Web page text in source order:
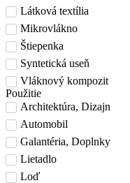
Látková textília
Mikrovlákno
Štiepenka
Syntetická useň
Vláknový kompozit
Použitie
Architektúra, Dizajn
Automobil
Galantéria, Doplnky
Lietadlo
Loď